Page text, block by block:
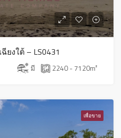
ยงใต้ – LS0431
มี 2240 - 7120m²
เพื่อขาย